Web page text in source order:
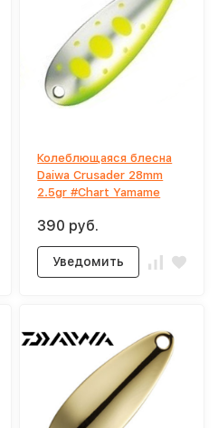
Колеблющаяся блесна
Daiwa Crusader 28mm
2.5gr #Chart Yamame
390 руб.
Уведомить